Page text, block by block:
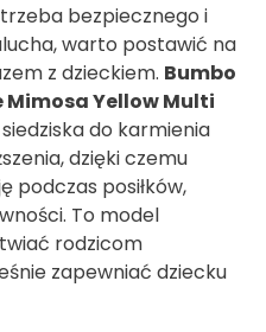
bezpiecznego i
warto postawić na
z dzieckiem. Bumbo
Mimosa Yellow Multi
do karmienia
dzięki czemu
podczas posiłków,
To model
rodzicom
zapewniać dziecku